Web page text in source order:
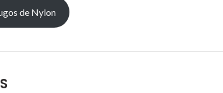
de Nylon